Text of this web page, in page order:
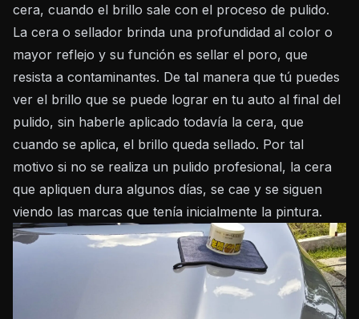
cera, cuando el brillo sale con el proceso de pulido.
La cera o sellador brinda una profundidad al color o
mayor reflejo y su función es sellar el poro, que
resista a contaminantes. De tal manera que tú puedes
ver el brillo que se puede lograr en tu auto al final del
pulido, sin haberle aplicado todavía la cera, que
cuando se aplica, el brillo queda sellado. Por tal
motivo si no se realiza un pulido profesional, la cera
que apliquen dura algunos días, se cae y se siguen
viendo las marcas que tenía inicialmente la pintura.